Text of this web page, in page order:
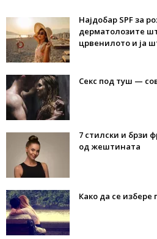
Најдобар SPF за
дерматолозите
црвенилото и ја
Секс под туш —
7 стилски и брзи
од жештината
Како да се избере